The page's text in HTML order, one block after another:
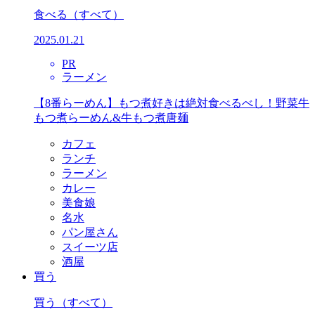
食べる （すべて）
2025.01.21
PR
ラーメン
【8番らーめん】もつ煮好きは絶対食べるべし！野菜牛
もつ煮らーめん&牛もつ煮唐麺
カフェ
ランチ
ラーメン
カレー
美食娘
名水
パン屋さん
スイーツ店
酒屋
買う
買う （すべて）